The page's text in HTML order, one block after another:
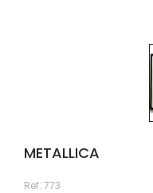
METALLICA
Ref: 773